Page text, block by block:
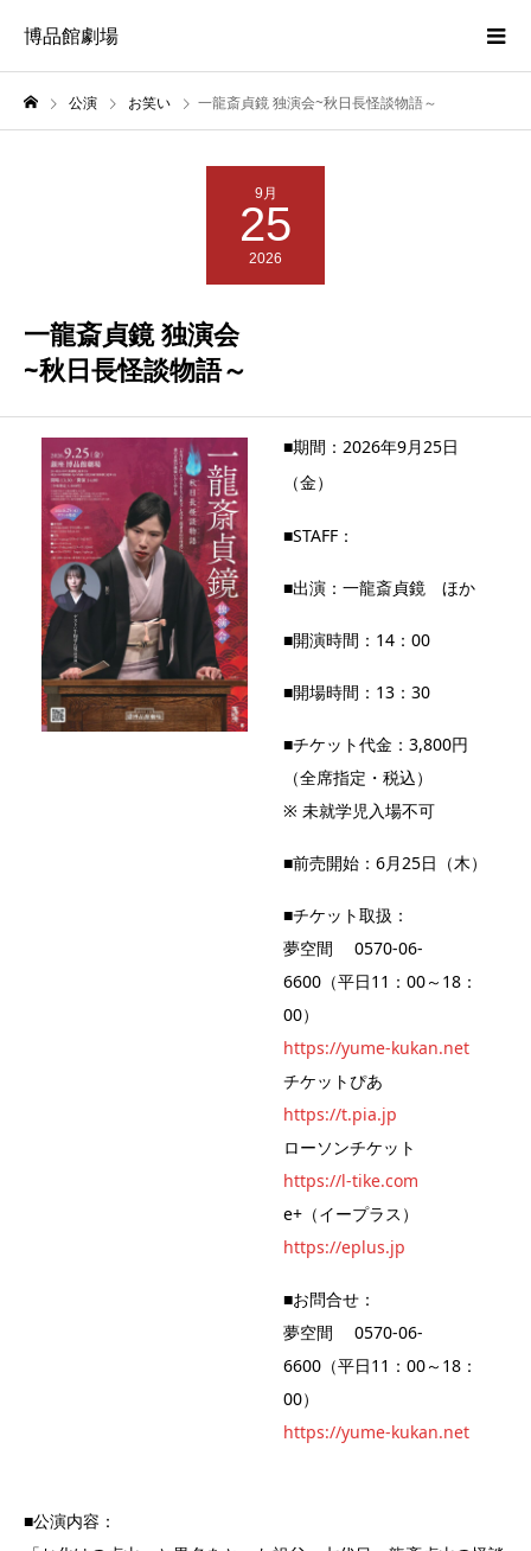
博品館劇場
公演 お笑い 一龍斎貞鏡 独演会~秋日長怪談物語～
9月
25
2026
一龍斎貞鏡 独演会
~秋日長怪談物語～
■期間：2026年9月25日
（金）
■STAFF：
■出演：一龍斎貞鏡 ほか
■開演時間：14：00
■開場時間：13：30
■チケット代金：3,800円
（全席指定・税込）
※ 未就学児入場不可
■前売開始：6月25日（木）
■チケット取扱：
夢空間 0570-06-
6600（平日11：00～18：
00）
https://yume-kukan.net
チケットぴあ
https://t.pia.jp
ローソンチケット
https://l-tike.com
e+（イープラス）
https://eplus.jp
■お問合せ：
夢空間 0570-06-
6600（平日11：00～18：
00）
https://yume-kukan.net
■公演内容：